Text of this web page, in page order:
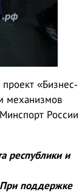
«Бизнес-
механизмов
России
республики и
поддержке